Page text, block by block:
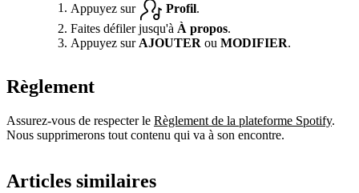
Appuyez sur Profil.
Faites défiler jusqu'à À propos.
Appuyez sur AJOUTER ou MODIFIER.
Règlement
Assurez-vous de respecter le Règlement de la plateforme Spotify.
Nous supprimerons tout contenu qui va à son encontre.
Articles similaires